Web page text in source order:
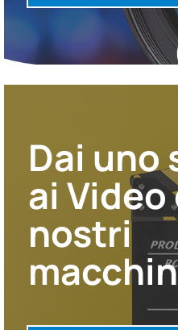
Dai uno
ai Video
nostri